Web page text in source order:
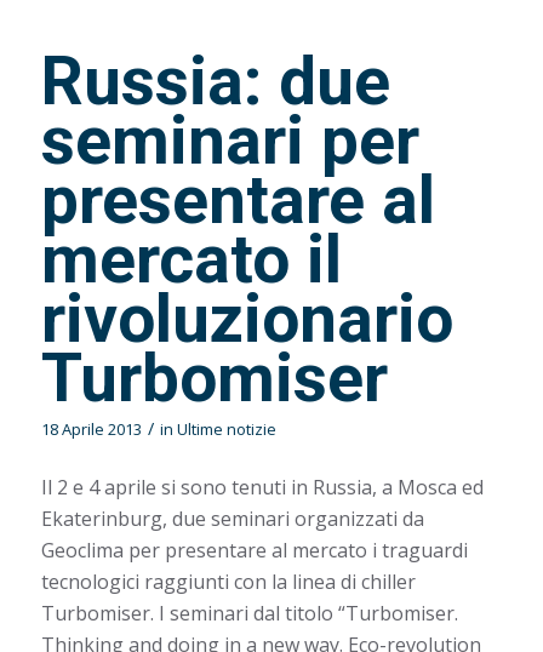
Russia: due
seminari per
presentare al
mercato il
rivoluzionario
Turbomiser
18 Aprile 2013 / in Ultime notizie
Il 2 e 4 aprile si sono tenuti in Russia, a Mosca ed
Ekaterinburg, due seminari organizzati da
Geoclima per presentare al mercato i traguardi
tecnologici raggiunti con la linea di chiller
Turbomiser. I seminari dal titolo “Turbomiser.
Thinking and doing in a new way. Eco-revolution